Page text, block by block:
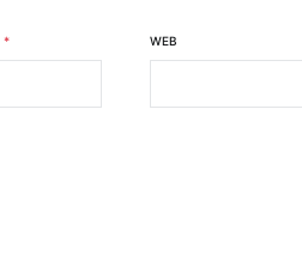
* WEB